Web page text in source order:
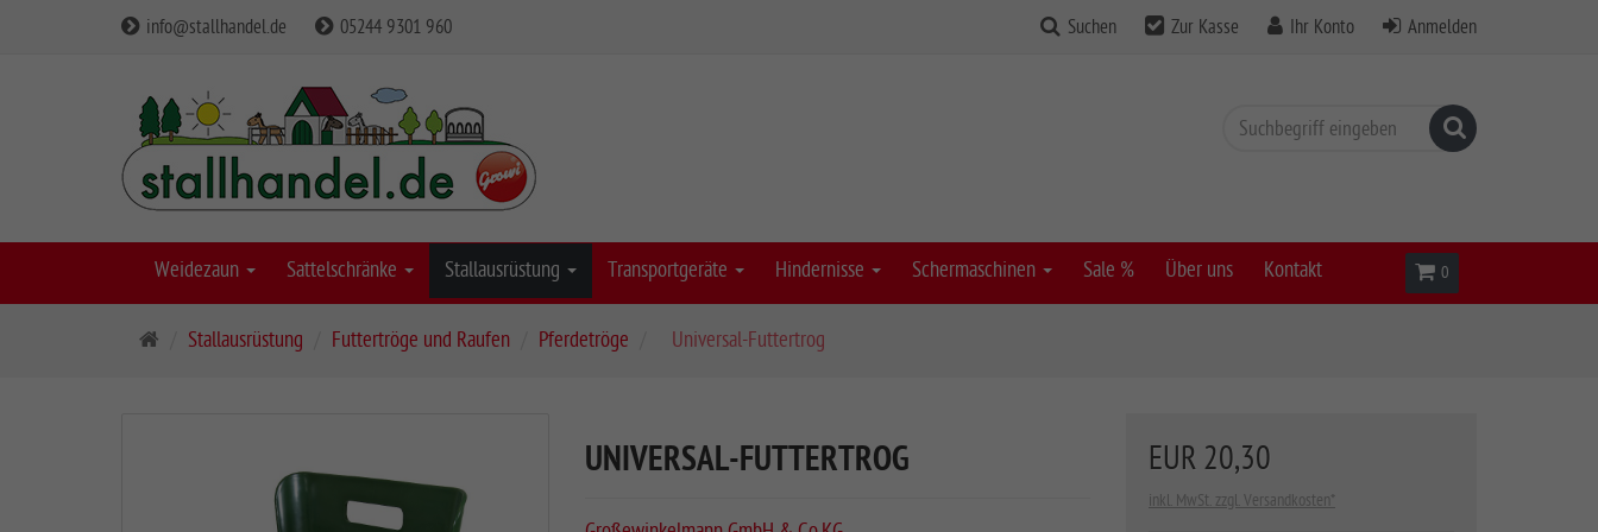
info@stallhandel.de 05244 9301 960 Suchen Zur Kasse Ihr Konto Anmelden
Suchen
Weidezaun Sattelschränke Stallausrüstung Transportgeräte Hindernisse Schermaschinen Sale % Über uns Kontakt Warenkorb
0
Stallausrüstung Futtertröge und Raufen Pferdetröge Universal-Futtertrog
EUR 20,30
inkl. MwSt. zzgl. Versandkosten*
UNIVERSAL-FUTTERTROG